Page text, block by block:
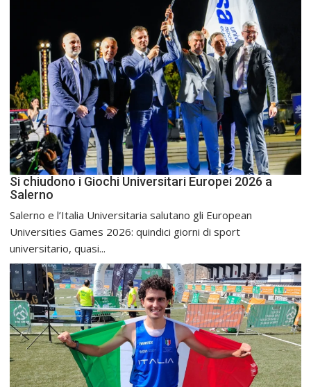
Si chiudono i Giochi Universitari Europei 2026 a
Salerno
Salerno e l’Italia Universitaria salutano gli European
Universities Games 2026: quindici giorni di sport
universitario, quasi...